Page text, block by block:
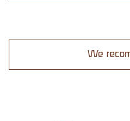
We